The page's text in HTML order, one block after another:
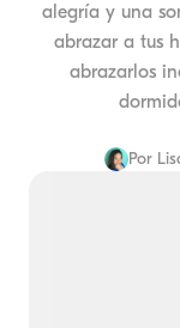
alegría y una
abrazar a tus
abrazarlos
Por